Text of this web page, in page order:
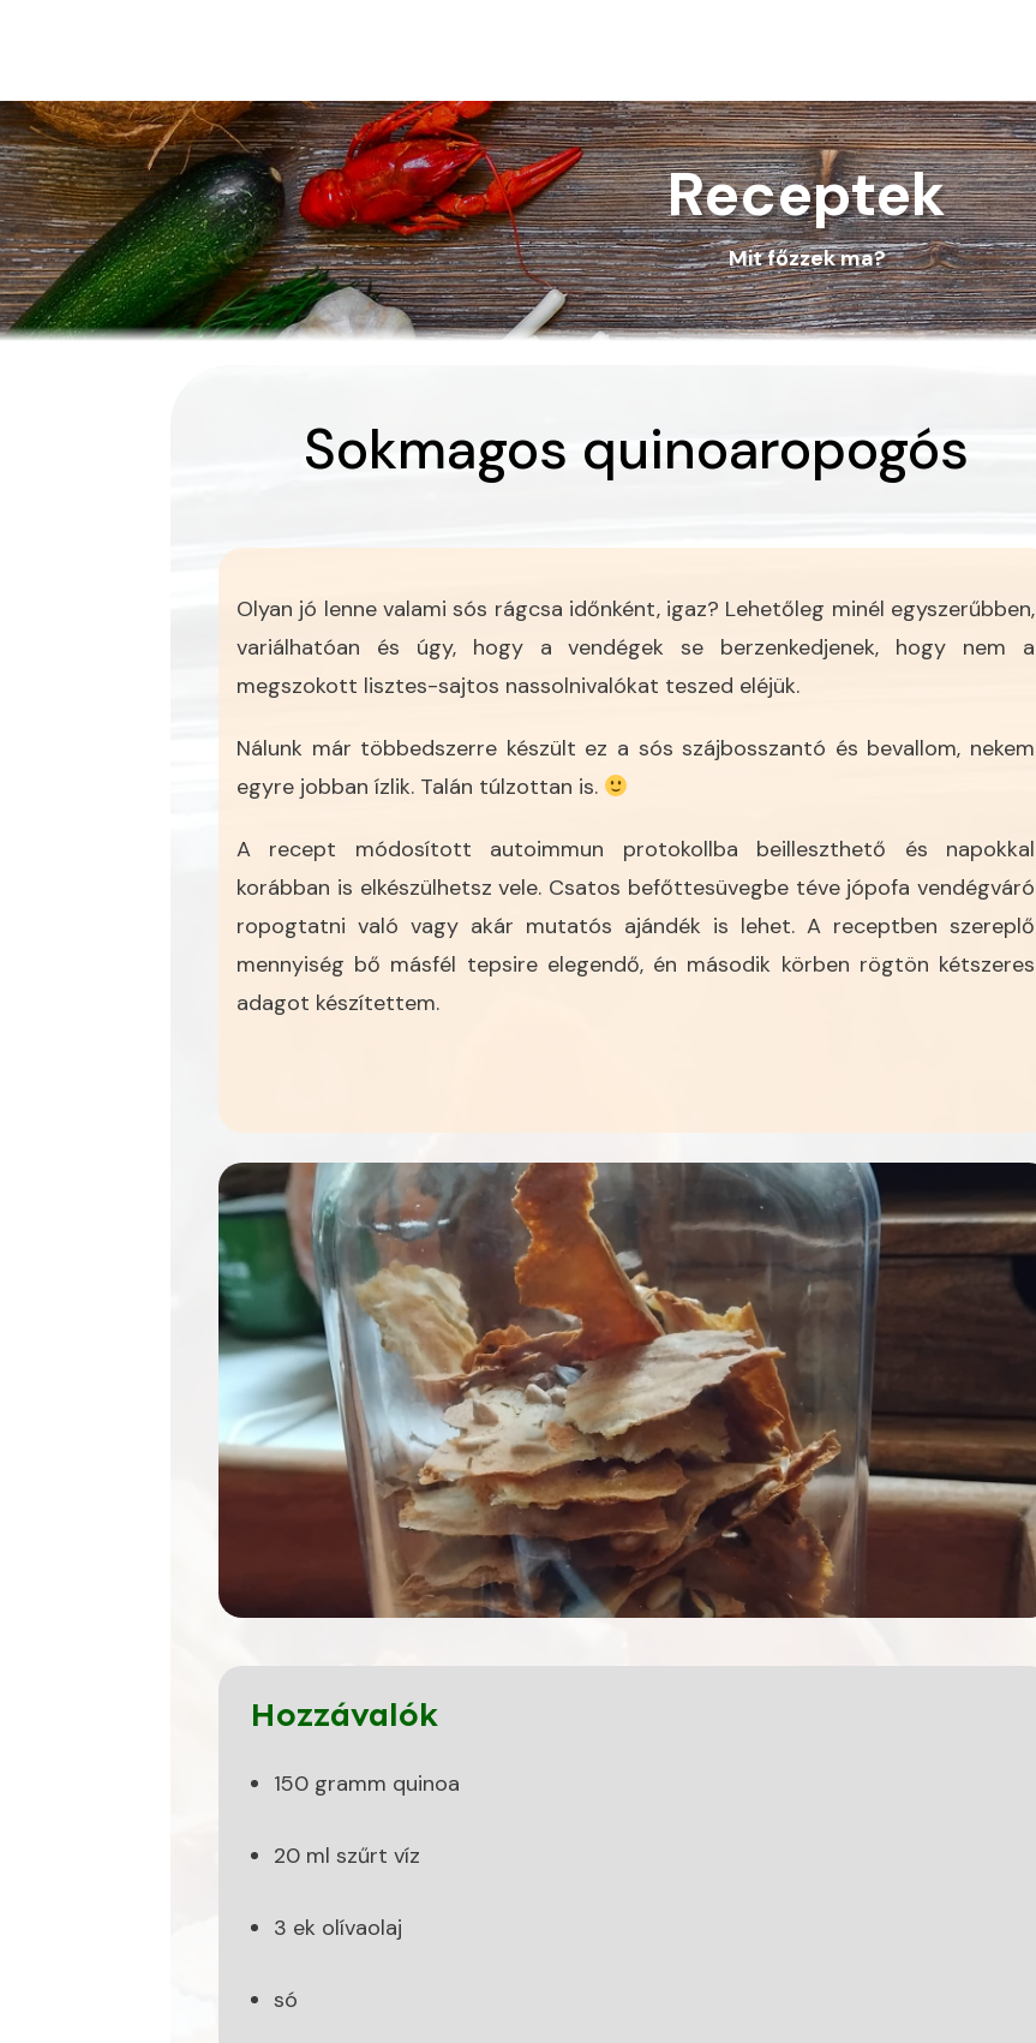
Receptek
Mit főzzek ma?
Sokmagos quinoaropogós
Olyan jó lenne valami sós rágcsa időnként, igaz? Lehetőleg minél egyszerűbben,
variálhatóan és úgy, hogy a vendégek se berzenkedjenek, hogy nem a
megszokott lisztes-sajtos nassolnivalókat teszed eléjük.
Nálunk már többedszerre készült ez a sós szájbosszantó és bevallom, nekem
egyre jobban ízlik. Talán túlzottan is.
A recept módosított autoimmun protokollba beilleszthető és napokkal
korábban is elkészülhetsz vele. Csatos befőttesüvegbe téve jópofa vendégváró
ropogtatni való vagy akár mutatós ajándék is lehet. A receptben szereplő
mennyiség bő másfél tepsire elegendő, én második körben rögtön kétszeres
adagot készítettem.
Hozzávalók
150 gramm quinoa
20 ml szűrt víz
3 ek olívaolaj
só